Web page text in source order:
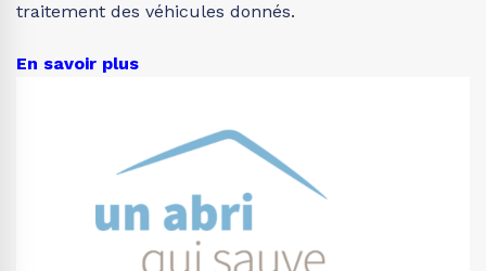
traitement des véhicules donnés.
En savoir plus